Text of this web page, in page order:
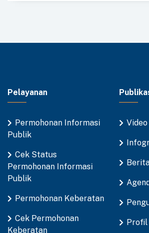
Pelayanan
Permohonan Informasi
Publik
Cek Status
Permohonan Informasi
Publik
Permohonan Keberatan
Cek Permohonan
Keberatan
Profil